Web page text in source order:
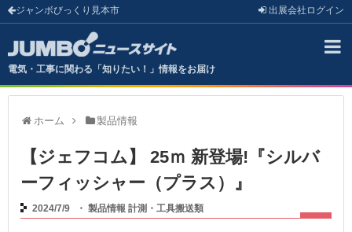
ジャンボびっくり見本市 出展会社 ログイン
電気・工事に関わる「知りたい！」情報をお届け
ホーム 製品情報
【ジェフコム】 25ｍ 新登場!『シルバ
ーフィッシャー（プラス）』
2024/7/9 ・ 製品情報 計測・工具搬送類